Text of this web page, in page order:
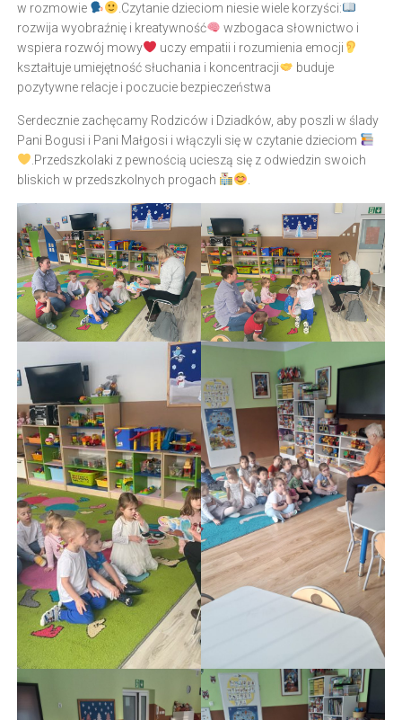
w rozmowie
.Czytanie dzieciom niesie wiele korzyści:
rozwija wyobraźnię i kreatywność
wzbogaca słownictwo i
wspiera rozwój mowy
uczy empatii i rozumienia emocji
kształtuje umiejętność słuchania i koncentracji
buduje
pozytywne relacje i poczucie bezpieczeństwa
Serdecznie zachęcamy Rodziców i Dziadków, aby poszli w ślady
Pani Bogusi i Pani Małgosi i włączyli się w czytanie dzieciom
.Przedszkolaki z pewnością ucieszą się z odwiedzin swoich
bliskich w przedszkolnych progach